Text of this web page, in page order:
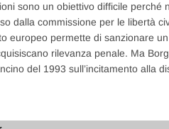
sono un obiettivo difficile
dalla commissione per le libertà
europeo permette di sanzionare
rilevanza penale. Ma
del 1993 sull’incitamento alla